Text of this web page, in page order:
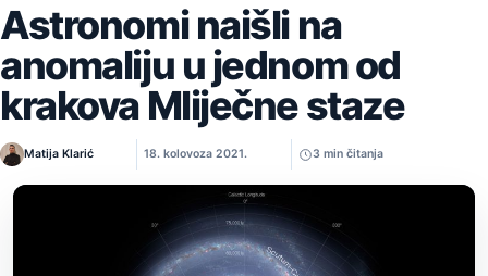
Astronomi naišli na
anomaliju u jednom od
krakova Mliječne staze
Matija Klarić 18. kolovoza 2021. 3 min čitanja